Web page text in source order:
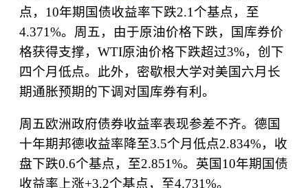
点， 10年期国债收益率下跌2.1个基点，至
4.371%。周五，由于原油价格下跌，国库券价
格获得支撑， WTI原油价格下跌超过3%，创下
四个月低点。此外，密歇根大学对美国六月长
期通胀预期的下调对国库券有利。
周五欧洲政府债券收益率表现参差不齐。德国
十年期邦德收益率降至3.5个月低点2.834%，收
盘下跌0.6个基点，至2.851%。英国10年期国债
收益率上涨+3.2个基点，至4.731%。